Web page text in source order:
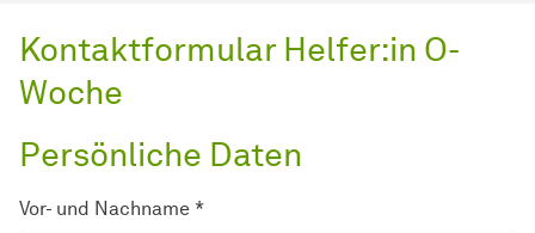
Kontaktformular Helfer:in O-
Woche
Persönliche Daten
Vor- und Nachname *